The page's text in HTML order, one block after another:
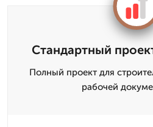
Стандартный
Полный проект для
рабочей